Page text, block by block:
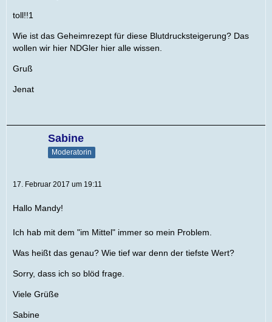
toll!!1
Wie ist das Geheimrezept für diese Blutdrucksteigerung? Das
wollen wir hier NDGler hier alle wissen.
Gruß
Jenat
Sabine
Moderatorin
17. Februar 2017 um 19:11
Hallo Mandy!
Ich hab mit dem "im Mittel" immer so mein Problem.
Was heißt das genau? Wie tief war denn der tiefste Wert?
Sorry, dass ich so blöd frage.
Viele Grüße
Sabine